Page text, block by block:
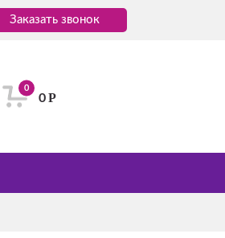
Заказать звонок
0
0Р